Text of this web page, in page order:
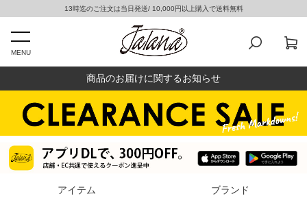
13時迄のご注文は当日発送/ 10,000円以上購入で送料無料
MENU
商品のお届けに関するお知らせ
アイテム ブランド